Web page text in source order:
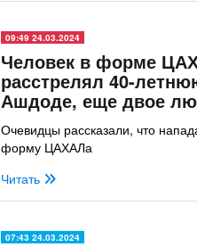
09:49 24.03.2024
Человек в форме
расстрелял 40-
Ашдоде, еще двое
Очевидцы рассказали, что
форму ЦАХАЛа
Читать
07:43 24.03.2024